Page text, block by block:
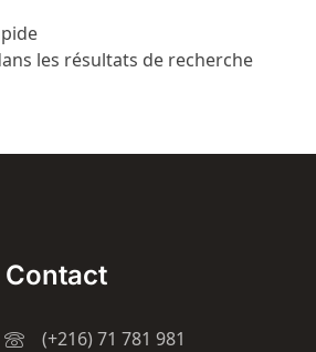
les résultats de recherche
Contact
(+216) 71 781 981